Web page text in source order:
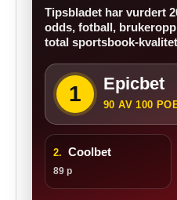
Tipsbladet har vurdert
odds, fotball,
total sportsbook-
1 Epicbet
90 AV 100
2. Coolbet
89 p